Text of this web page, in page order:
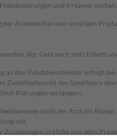
und Irrtümer
der Arzneimittel und sonstigen
Vor Gebrauch stets Etikett
an den Paketdienstleister erfolgt
Zustellzeitpunkt des Spediteurs
Klärungen verlängern.
stellt der Arzt ein
mit.
in Höhe von zehn